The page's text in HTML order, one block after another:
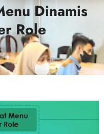
Dinamis
Role